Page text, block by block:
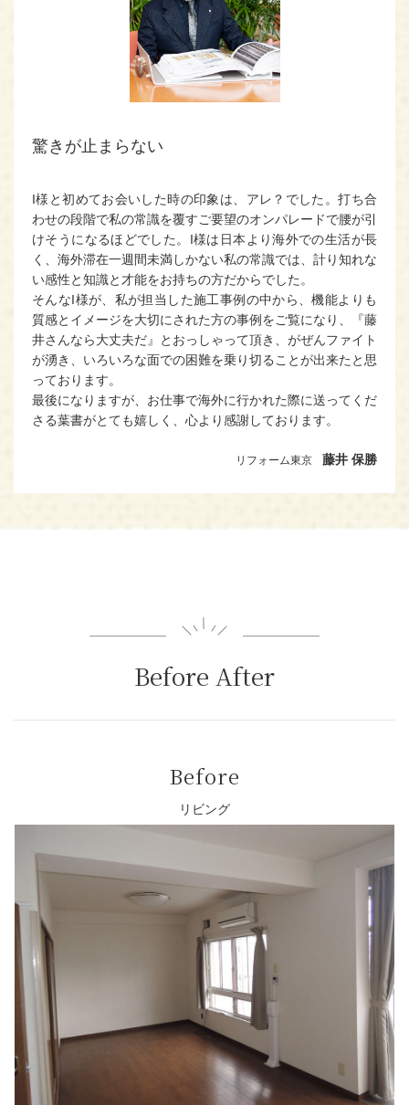
驚きが止まらない
I様と初めてお会いした時の印象は、アレ？でした。打ち合
わせの段階で私の常識を覆すご要望のオンパレードで腰が引
けそうになるほどでした。I様は日本より海外での生活が長
く、海外滞在一週間未満しかない私の常識では、計り知れな
い感性と知識と才能をお持ちの方だからでした。
そんなI様が、私が担当した施工事例の中から、機能よりも
質感とイメージを大切にされた方の事例をご覧になり、『藤
井さんなら大丈夫だ』とおっしゃって頂き、がぜんファイト
が湧き、いろいろな面での困難を乗り切ることが出来たと思
っております。
最後になりますが、お仕事で海外に行かれた際に送ってくだ
さる葉書がとても嬉しく、心より感謝しております。
リフォーム東京 藤井 保勝
Before After
Before
リビング